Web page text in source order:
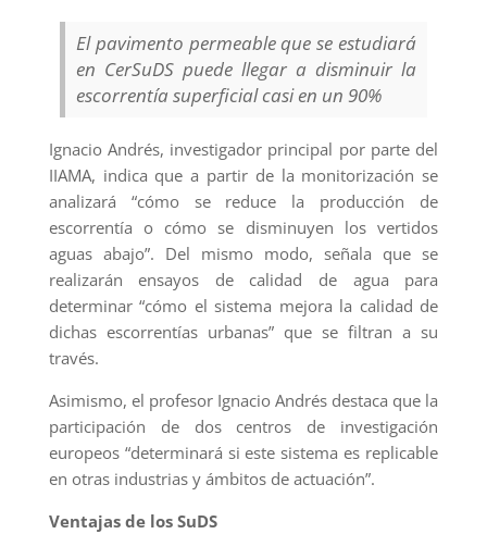
El pavimento permeable que se estudiará
en CerSuDS puede llegar a disminuir la
escorrentía superficial casi en un 90%
Ignacio Andrés, investigador principal por parte del
IIAMA, indica que a partir de la monitorización se
analizará “cómo se reduce la producción de
escorrentía o cómo se disminuyen los vertidos
aguas abajo”. Del mismo modo, señala que se
realizarán ensayos de calidad de agua para
determinar “cómo el sistema mejora la calidad de
dichas escorrentías urbanas” que se filtran a su
través.
Asimismo, el profesor Ignacio Andrés destaca que la
participación de dos centros de investigación
europeos “determinará si este sistema es replicable
en otras industrias y ámbitos de actuación”.
Ventajas de los SuDS